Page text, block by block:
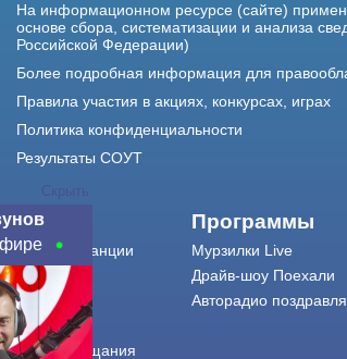
Скрыть
На информационном ресурсе (сайте)
основе сбора, систематизации и анализа
Российской Федерации)
Более подробная информация для
Правила участия в акциях, конкурсах, играх
Политика конфиденциальности
Результаты СОУТ
О нас
О радиостанции
Команда
Контакты
Реклама
Города вещания
Программы
Мурзилки Live
Драйв-шоу Поехали
Авторадио